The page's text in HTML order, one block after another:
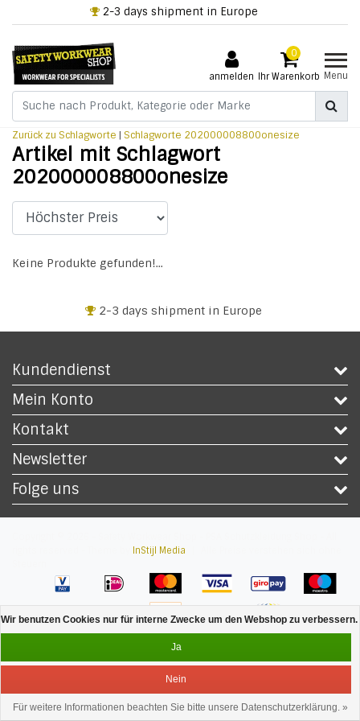
2-3 days shipment in Europe
anmelden
0
Ihr Warenkorb Menu
Zurück zu Schlagworte | Schlagworte 202000008800onesize
Artikel mit Schlagwort
202000008800onesize
Keine Produkte gefunden!...
2-3 days shipment in Europe
Kundendienst
Mein Konto
Kontakt
Newsletter
Folge uns
InStijl Media
Bedienung Menu anmelden Ihr Warenkorb
Wir benutzen Cookies nur für interne Zwecke um den Webshop zu
Ja
Nein
Für weitere Informationen beachten Sie bitte unsere Datenschutzerklärung. »